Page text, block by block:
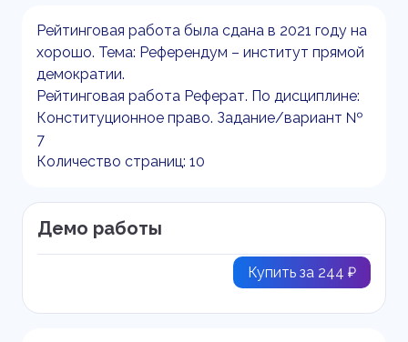
Рейтинговая работа была сдана в 2021 году на
хорошо. Тема: Референдум – институт прямой
демократии.
Рейтинговая работа Реферат. По дисциплине:
Конституционное право. Задание/вариант №
7
Количество страниц: 10
Демо работы
Купить за 244 ₽